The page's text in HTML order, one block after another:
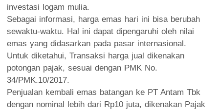
investasi logam mulia.
‎Sebagai informasi, harga emas hari ini bisa berubah
sewaktu-waktu. Hal ini dapat dipengaruhi oleh nilai
emas yang didasarkan pada pasar internasional.
Untuk diketahui, Transaksi harga jual dikenakan
potongan pajak, sesuai dengan PMK No.
34/PMK.10/2017.
Penjualan kembali emas batangan ke PT Antam Tbk
dengan nominal lebih dari Rp10 juta, dikenakan Pajak